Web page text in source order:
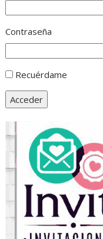
Contraseña
Recuérdame
Acceder